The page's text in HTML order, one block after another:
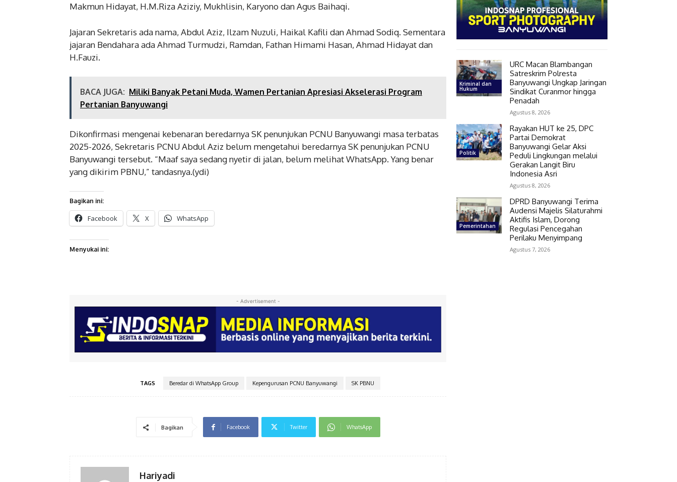
Makmun Hidayat, H.M.Riza Aziziy, Mukhlisin, Karyono dan Agus Baihaqi.
Jajaran Sekretaris ada nama, Abdul Aziz, Ilzam Nuzuli, Haikal Kafili dan Ahmad Sodiq. Sementara
jajaran Bendahara ada Ahmad Turmudzi, Ramdan, Fathan Himami Hasan, Ahmad Hidayat dan
H.Fauzi.
BACA JUGA: Miliki Banyak Petani Muda, Wamen Pertanian Apresiasi Akselerasi Program
Pertanian Banyuwangi
Dikonfirmasi mengenai kebenaran beredarnya SK penunjukan PCNU Banyuwangi masa terbatas
2025-2026, Sekretaris PCNU Abdul Aziz belum mengetahui beredarnya SK penunjukan PCNU
Banyuwangi tersebut. “Maaf saya sedang nyetir di jalan, belum melihat WhatsApp. Yang benar
yang dikirim PBNU,” tandasnya.(ydi)
Bagikan ini:
Facebook X WhatsApp
Menyukai ini:
- Advertisement -
TAGS Beredar di WhatsApp Group Kepengurusan PCNU Banyuwangi SK PBNU
Bagikan Facebook Twitter WhatsApp
Hariyadi
Kriminal dan
Hukum
URC Macan Blambangan
Satreskrim Polresta
Banyuwangi Ungkap Jaringan
Sindikat Curanmor hingga
Penadah
Agustus 8, 2026
Politik
Rayakan HUT ke 25, DPC
Partai Demokrat
Banyuwangi Gelar Aksi
Peduli Lingkungan melalui
Gerakan Langit Biru
Indonesia Asri
Agustus 8, 2026
Pemerintahan
DPRD Banyuwangi Terima
Audensi Majelis Silaturahmi
Aktifis Islam, Dorong
Regulasi Pencegahan
Perilaku Menyimpang
Agustus 7, 2026